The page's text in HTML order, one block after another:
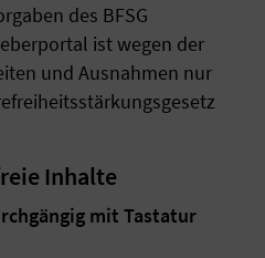
des BFSG
ist wegen der
und Ausnahmen nur
Inhalte
mit Tastatur